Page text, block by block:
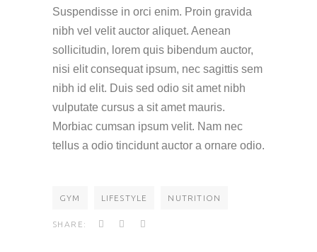
Suspendisse in orci enim. Proin gravida
nibh vel velit auctor aliquet. Aenean
sollicitudin, lorem quis bibendum auctor,
nisi elit consequat ipsum, nec sagittis sem
nibh id elit. Duis sed odio sit amet nibh
vulputate cursus a sit amet mauris.
Morbiac cumsan ipsum velit. Nam nec
tellus a odio tincidunt auctor a ornare odio.
GYM LIFESTYLE NUTRITION
SHARE: